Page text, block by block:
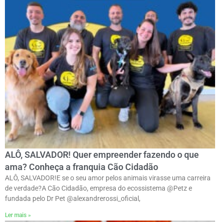
ALÔ, SALVADOR! Quer empreender fazendo o que
ama? Conheça a franquia Cão Cidadão
ALÔ, SALVADOR!E se o seu amor pelos animais virasse uma carreira
de verdade?ㅤA Cão Cidadão, empresa do ecossistema @Petz e
fundada pelo Dr Pet @alexandrerossi_oficial,
Ler mais »